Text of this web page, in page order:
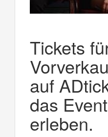
Tickets
auf
das
erleben.